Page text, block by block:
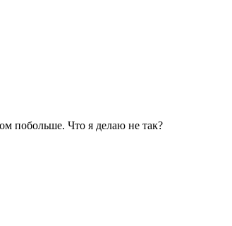
побольше. Что я делаю не так?